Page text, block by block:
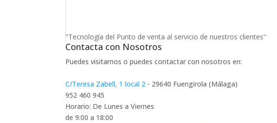
"Tecnología del Punto de venta al servicio de nuestros clientes"
Contacta con Nosotros
Puedes visitarnos o puedes contactar con nosotros en:
C/Teresa Zabell, 1 local 2 - 29640 Fuengirola (Málaga)
952 460 945
Horario: De Lunes a Viernes
de 9:00 a 18:00